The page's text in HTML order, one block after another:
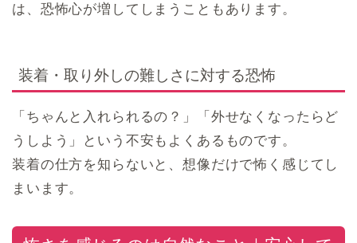
は、恐怖心が増してしまうこともあります。
装着・取り外しの難しさに対する恐怖
「ちゃんと入れられるの？」「外せなくなったらど
うしよう」という不安もよくあるものです。
装着の仕方を知らないと、想像だけで怖く感じてし
まいます。